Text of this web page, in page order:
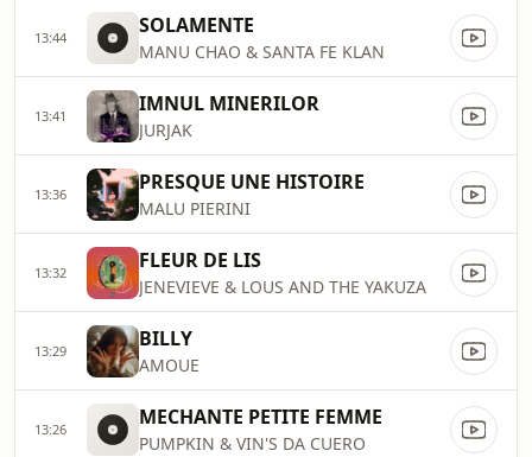
13:44 SOLAMENTE
MANU CHAO & SANTA FE KLAN
13:41 IMNUL MINERILOR
JURJAK
13:36 PRESQUE UNE HISTOIRE
MALU PIERINI
13:32 FLEUR DE LIS
JENEVIEVE & LOUS AND THE YAKUZA
13:29 BILLY
AMOUE
13:26 MECHANTE PETITE FEMME
PUMPKIN & VIN'S DA CUERO